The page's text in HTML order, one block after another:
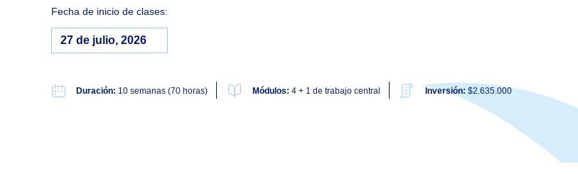
Fecha de inicio de clases:
27 de julio, 2026
Duración: 10 semanas (70 horas) Módulos: 4 + 1 de trabajo central Inversión: $2.635.000